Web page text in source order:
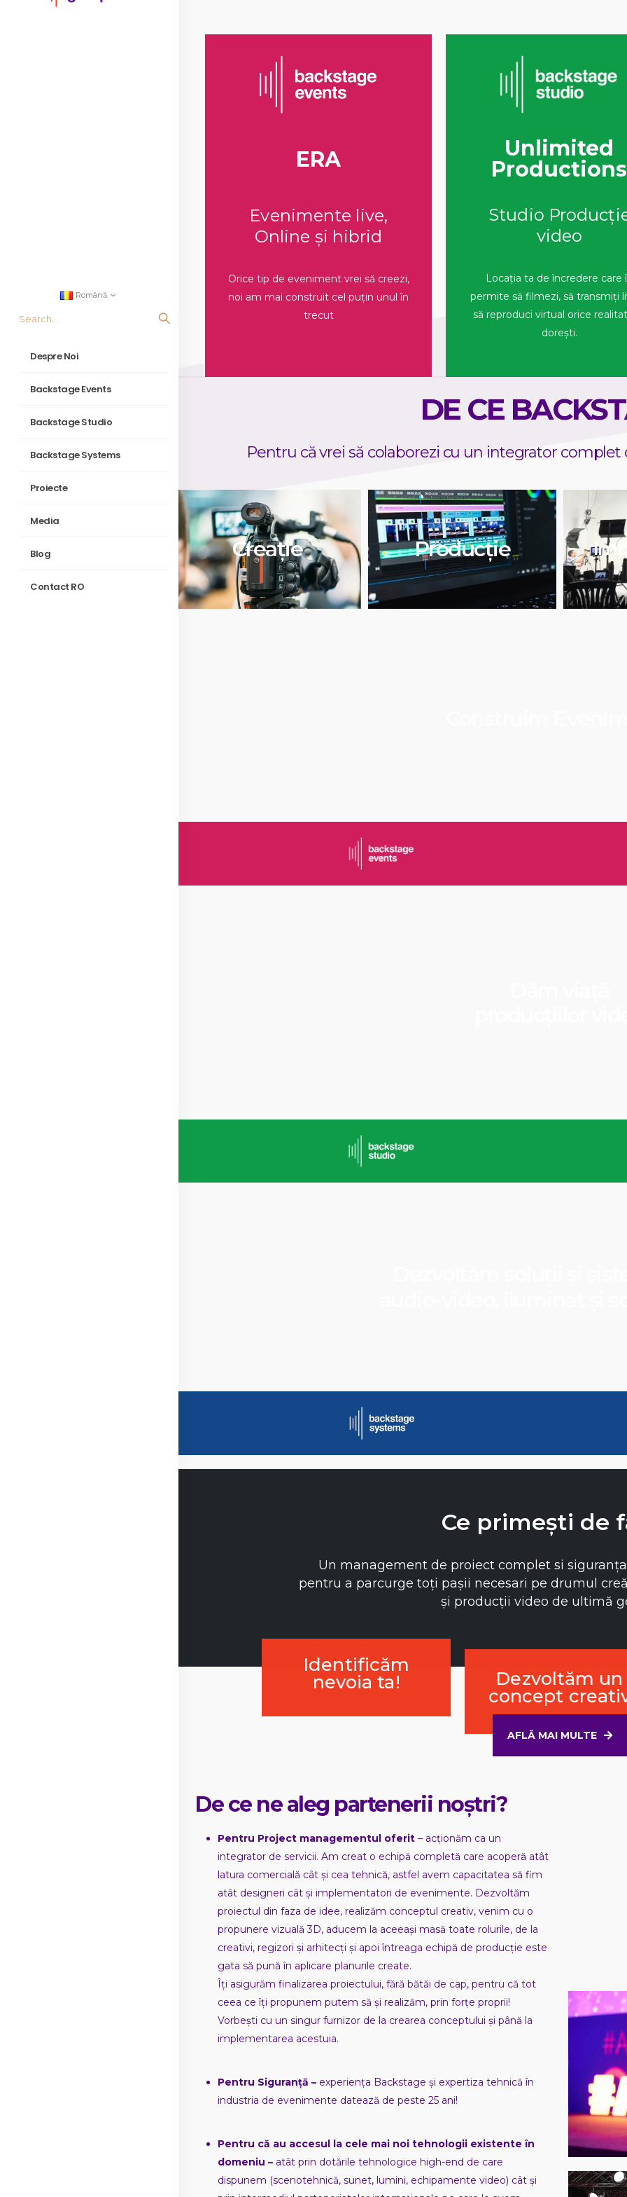
Română
Despre Noi
Backstage Events
Backstage Studio
Backstage Systems
Proiecte
Media
Blog
Contact RO
ERA
Evenimente live,
Online și hibrid
Orice tip de eveniment vrei să creezi,
noi am mai construit cel puțin unul în
trecut
Unlimited
Productions
Studio
video
Locația ta de încredere care
permite să filmezi, să transmiți
să reproduci virtual orice
dorești.
DE CE
Pentru că vrei să colaborezi cu un integrator
Creație Producție
Ce primești de
Un management de proiect complet si
pentru a parcurge toți pașii necesari pe drumul
și producții video de ultimă
Identificăm
nevoia ta!
Dezvoltăm un
concept
AFLĂ MAI MULTE
De ce ne aleg partenerii noștri?
Pentru Project managementul oferit – acționăm ca un
integrator de servicii. Am creat o echipă completă care acoperă atât
latura comercială cât și cea tehnică, astfel avem capacitatea să fim
atât designeri cât și implementatori de evenimente. Dezvoltăm
proiectul din faza de idee, realizăm conceptul creativ, venim cu o
propunere vizuală 3D, aducem la aceeași masă toate rolurile, de la
creativi, regizori și arhitecți și apoi întreaga echipă de producție este
gata să pună în aplicare planurile create.
Îți asigurăm finalizarea proiectului, fără bătăi de cap, pentru că tot
ceea ce îți propunem putem să și realizăm, prin forțe proprii!
Vorbești cu un singur furnizor de la crearea conceptului și până la
implementarea acestuia.
Pentru Siguranță – experiența Backstage și expertiza tehnică în
industria de evenimente datează de peste 25 ani!
Pentru că au accesul la cele mai noi tehnologii existente în
domeniu – atât prin dotările tehnologice high-end de care
dispunem (scenotehnică, sunet, lumini, echipamente video) cât și